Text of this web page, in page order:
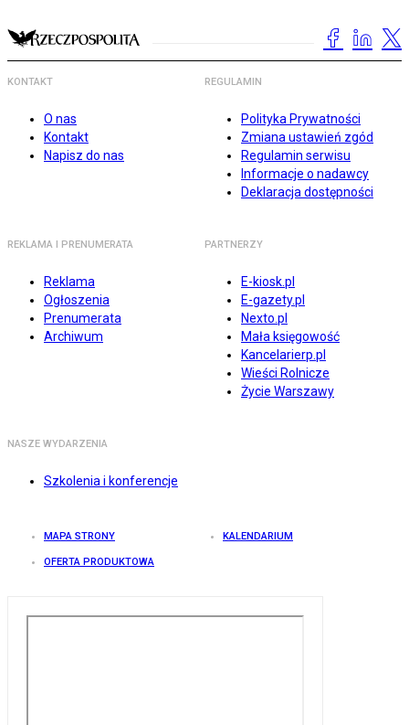
KONTAKT
O nas
Kontakt
Napisz do nas
REGULAMIN
Polityka Prywatności
Zmiana ustawień zgód
Regulamin serwisu
Informacje o nadawcy
Deklaracja dostępności
REKLAMA I PRENUMERATA
Reklama
Ogłoszenia
Prenumerata
Archiwum
PARTNERZY
E-kiosk.pl
E-gazety.pl
Nexto.pl
Mała księgowość
Kancelarierp.pl
Wieści Rolnicze
Życie Warszawy
NASZE WYDARZENIA
Szkolenia i konferencje
MAPA STRONY KALENDARIUM
OFERTA PRODUKTOWA